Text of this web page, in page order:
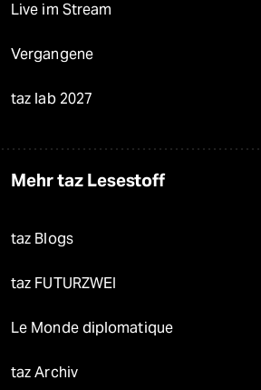
Live im Stream
Vergangene
taz lab 2027
Mehr taz Lesestoff
taz Blogs
taz FUTURZWEI
Le Monde diplomatique
taz Archiv